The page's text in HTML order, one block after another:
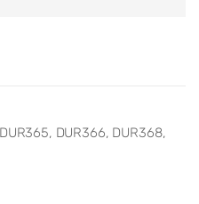
DUR366, DUR368,